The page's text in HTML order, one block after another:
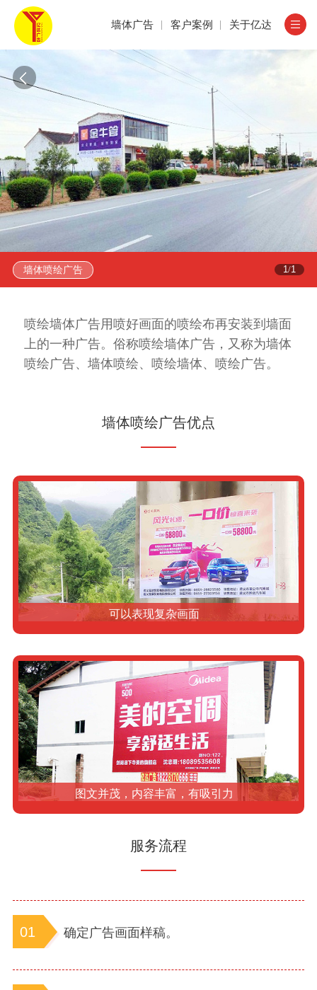
墙体广告 客户案例 关于亿达
墙体喷绘广告 1/1
喷绘墙体广告用喷好画面的喷绘布再安装到墙面
上的一种广告。俗称喷绘墙体广告，又称为墙体
喷绘广告、墙体喷绘、喷绘墙体、喷绘广告。
墙体喷绘广告优点
可以表现复杂画面
图文并茂，内容丰富，有吸引力
服务流程
01 确定广告画面样稿。